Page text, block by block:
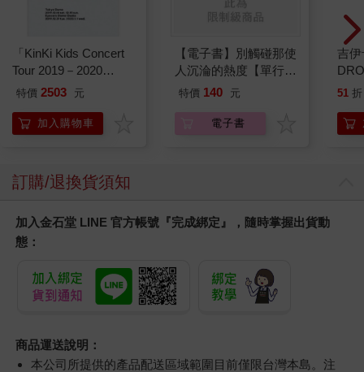
「KinKi Kids Concert
Tour 2019－2020
ThanKs 2 YOU」DVD
特價 2503 元
加入購物車
【電子書】別觸碰那使
人沉淪的熱度【單行本
版】
特價 140 元
電子書
吉
水
兔
51 折
訂購/退換貨須知
加入金石堂 LINE 官方帳號『完成綁定』，隨時掌握出貨動
態：
商品運送說明：
本公司所提供的產品配送區域範圍目前僅限台灣本島。注